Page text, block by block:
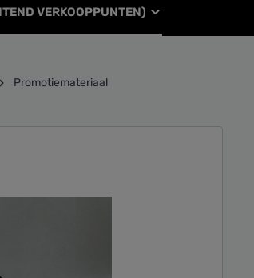
VERKOOPPUNTEN)
Promotiemateriaal